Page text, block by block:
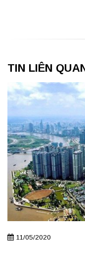
TIN LIÊN
11/05/2020